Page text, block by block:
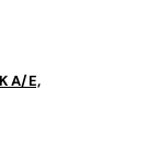
A/E,